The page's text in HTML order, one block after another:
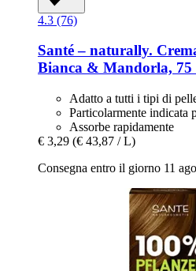
4.3 (76)
Santé – naturally.
Bianca & Mandorla, 75
Adatto a tutti i tipi di
Particolarmente indicata
Assorbe rapidamente
€ 3,29 (€ 43,87 / L)
Consegna entro il giorno 11